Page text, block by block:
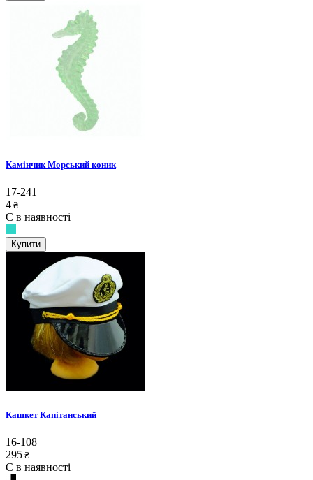
Камінчик Морський коник
17-241
4 ₴
Є в наявності
Купити
Кашкет Капітанський
16-108
295 ₴
Є в наявності